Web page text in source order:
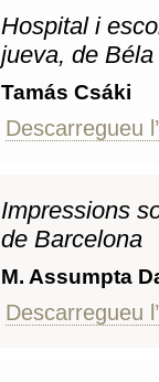
Hospital i
jueva, de
Tamás Csáki
Descarregueu
Impressions
de Barcelona
M. Assumpta
Descarregueu